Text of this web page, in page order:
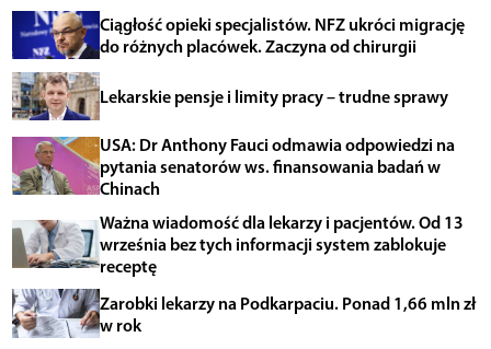
Ciągłość opieki specjalistów. NFZ ukróci migrację
do różnych placówek. Zaczyna od chirurgii
Lekarskie pensje i limity pracy – trudne sprawy
USA: Dr Anthony Fauci odmawia odpowiedzi na
pytania senatorów ws. finansowania badań w
Chinach
Ważna wiadomość dla lekarzy i pacjentów. Od 13
września bez tych informacji system zablokuje
receptę
Zarobki lekarzy na Podkarpaciu. Ponad 1,66 mln zł
w rok